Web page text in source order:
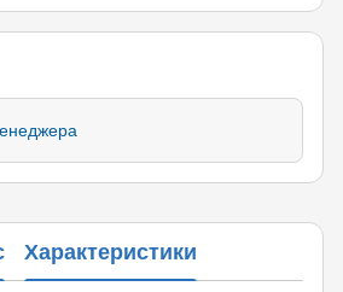
Характеристики